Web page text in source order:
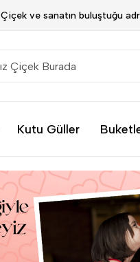
Çiçek ve sanatın buluştuğu
Kutu Güller